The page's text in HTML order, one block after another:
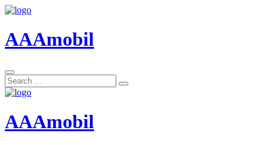
AAAmobil
Search
for:
Search
AAAmobil